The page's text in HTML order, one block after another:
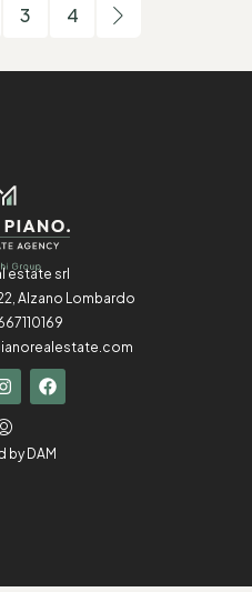
3 4
estate srl
Alzano Lombardo
byDAM